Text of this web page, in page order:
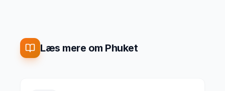
Læs mere om Phuket